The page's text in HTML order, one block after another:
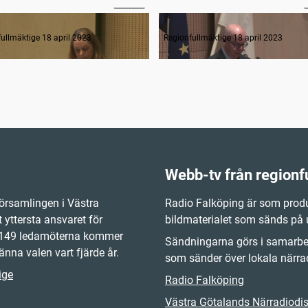
18 april 2023 Regionfullmäktige 18 april 2023
i Västra
yttersta ansvaret för
ledamöterna kommer
valen vart fjärde år.
Webb-tv från
Radio Falköping är som
bildmaterialet som sänds på
Sändningarna görs i
som sänder över lokala
Radio Falköping
Västra Götalands